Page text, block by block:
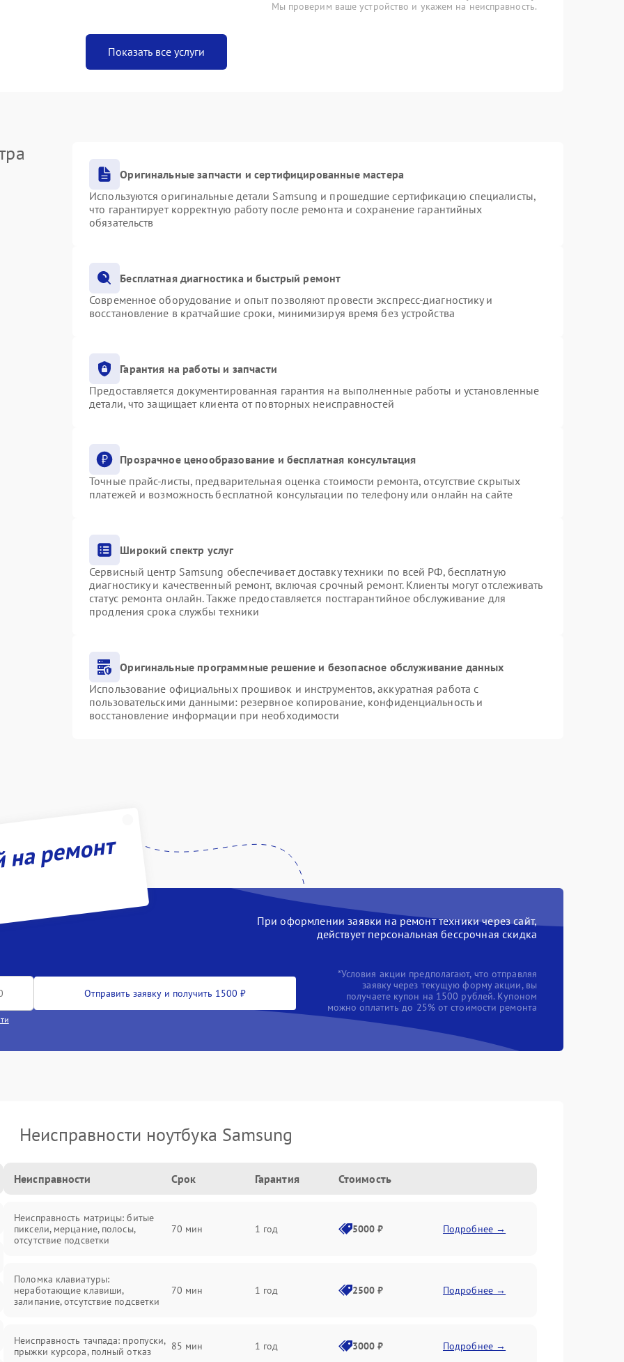
Мы проверим ваше устройство и укажем на неисправность.
Показать все услуги
Оригинальные запчасти и сертифицированные мастера
Используются оригинальные детали Samsung и прошедшие сертификацию специалисты,
что гарантирует корректную работу после ремонта и сохранение гарантийных
обязательств
Бесплатная диагностика и быстрый ремонт
Современное оборудование и опыт позволяют провести экспресс-диагностику и
восстановление в кратчайшие сроки, минимизируя время без устройства
Гарантия на работы и запчасти
Предоставляется документированная гарантия на выполненные работы и установленные
детали, что защищает клиента от повторных неисправностей
Прозрачное ценообразование и бесплатная консультация
Точные прайс-листы, предварительная оценка стоимости ремонта, отсутствие скрытых
платежей и возможность бесплатной консультации по телефону или онлайн на сайте
Широкий спектр услуг
Сервисный центр Samsung обеспечивает доставку техники по всей РФ, бесплатную
диагностику и качественный ремонт, включая срочный ремонт. Клиенты могут отслеживать
статус ремонта онлайн. Также предоставляется постгарантийное обслуживание для
продления срока службы техники
Оригинальные программные решение и безопасное обслуживание данных
Использование официальных прошивок и инструментов, аккуратная работа с
пользовательскими данными: резервное копирование, конфиденциальность и
восстановление информации при необходимости
ремонт
При оформлении заявки на ремонт техники через сайт,
действует персональная бессрочная скидка
Отправить заявку и получить 1500 ₽
*Условия акции предполагают, что отправляя
заявку через текущую форму акции, вы
получаете купон на 1500 рублей. Купоном
можно оплатить до 25% от стоимости ремонта
Неисправности ноутбука Samsung
Неисправности Срок Гарантия Стоимость
Неисправность матрицы: битые
пиксели, мерцание, полосы,
отсутствие подсветки
70 мин 1 год 5000 ₽ Подробнее →
Поломка клавиатуры:
неработающие клавиши,
залипание, отсутствие подсветки
70 мин 1 год 2500 ₽ Подробнее →
Неисправность тачпада: пропуски,
прыжки курсора, полный отказ
85 мин 1 год 3000 ₽ Подробнее →